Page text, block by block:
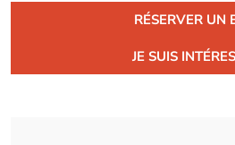
RÉSERVER UN
JE SUIS